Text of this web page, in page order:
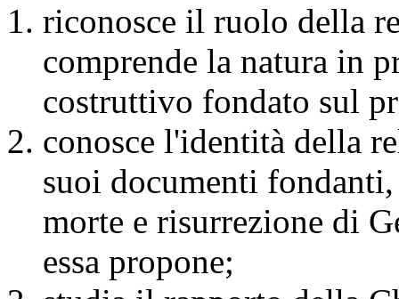
riconosce il ruolo della
comprende la natura in
costruttivo fondato sul
conosce l'identità della
suoi documenti
morte e risurrezione di
essa propone;